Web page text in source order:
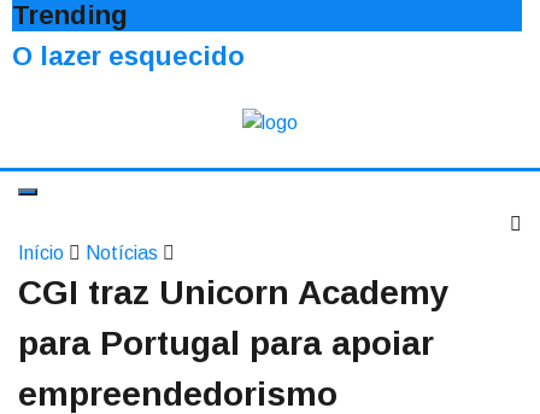
Trending
O lazer esquecido
Início Notícias
CGI traz Unicorn Academy
para Portugal para apoiar
empreendedorismo